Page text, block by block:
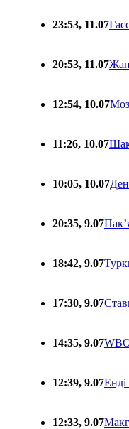
23:53, 11.07
20:53, 11.07
12:54, 10.07
11:26, 10.07
10:05, 10.07
20:35, 9.07
18:42, 9.07
17:30, 9.07
14:35, 9.07
12:39, 9.07Енді
12:33, 9.07